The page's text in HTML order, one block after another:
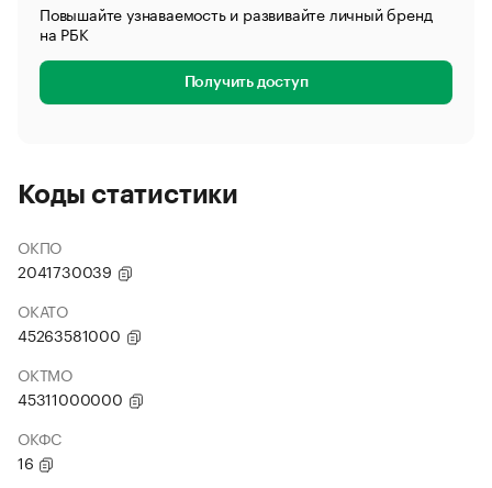
Повышайте узнаваемость и развивайте личный бренд
на РБК
Получить доступ
Коды статистики
ОКПО
2041730039
ОКАТО
45263581000
ОКТМО
45311000000
ОКФС
16